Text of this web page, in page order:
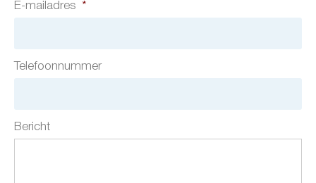
E-mailadres *
Telefoonnummer
Bericht